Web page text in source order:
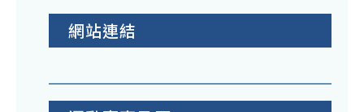
網站連結